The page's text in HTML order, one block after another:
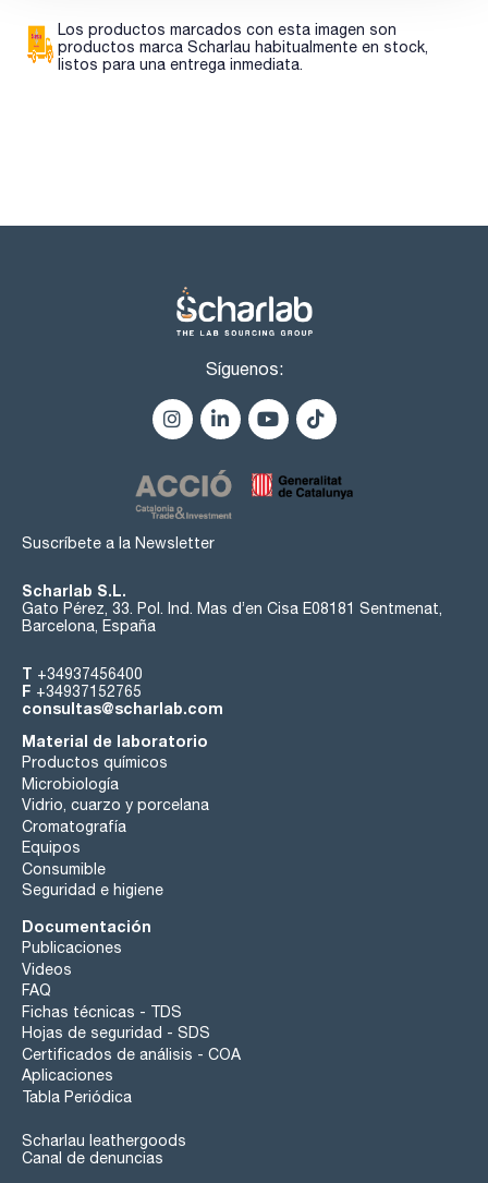
Los productos marcados con esta imagen son
productos marca Scharlau habitualmente en stock,
listos para una entrega inmediata.
Síguenos:
Suscríbete a la Newsletter
Scharlab S.L.
Gato Pérez, 33. Pol. Ind. Mas d’en Cisa E08181 Sentmenat,
Barcelona, España
T +34937456400
F +34937152765
consultas@scharlab.com
Material de laboratorio
Productos químicos
Microbiología
Vidrio, cuarzo y porcelana
Cromatografía
Equipos
Consumible
Seguridad e higiene
Documentación
Publicaciones
Videos
FAQ
Fichas técnicas - TDS
Hojas de seguridad - SDS
Certificados de análisis - COA
Aplicaciones
Tabla Periódica
Scharlau leathergoods
Canal de denuncias